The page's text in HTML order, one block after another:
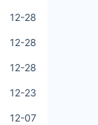
12-28
12-28
12-28
12-23
12-07